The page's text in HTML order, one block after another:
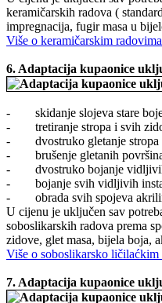
keramičarskih radova (
impregnacija, fugir masa u
Više o keramičarskim radovima
6. Adaptacija kupaonice
- skidanje slojeva stare boje
- tretiranje stropa i svih
- dvostruko gletanje stropa
- brušenje gletanih površina
- dvostruko bojanje vidljivih
- bojanje svih vidljivih
- obrada svih spojeva
U cijenu je uključen sav
soboslikarskih radova prema
zidove, glet masa, bijela boja,
Više o soboslikarsko ličilaćkim
7. Adaptacija kupaonice